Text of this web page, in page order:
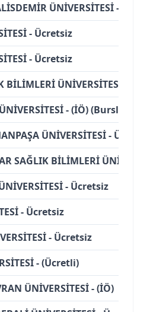
ÜNİVERSİTESİ - (İÖ)
- Ücretsiz
- Ücretsiz
BİLİMLERİ ÜNİVERSİTESİ -
- (İÖ) (Burslu)
ÜNİVERSİTESİ -
SAĞLIK BİLİMLERİ
- Ücretsiz
- Ücretsiz
- Ücretsiz
- (Ücretli)
ÜNİVERSİTESİ - (İÖ)